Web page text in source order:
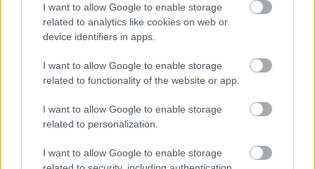
I want to allow Google to enable storage
related to analytics like cookies on web or
device identifiers in apps.
I want to allow Google to enable storage
related to functionality of the website or app.
I want to allow Google to enable storage
related to personalization.
I want to allow Google to enable storage
2026.08.09.
Hírek